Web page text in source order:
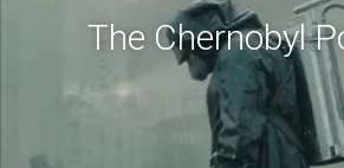
The Chernobyl